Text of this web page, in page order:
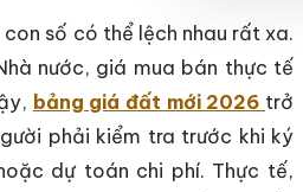
số có thể lệch nhau rất xa.
nước, giá mua bán thực tế
bảng giá đất mới 2026 trở
phải kiểm tra trước khi ký
dự toán chi phí. Thực tế,